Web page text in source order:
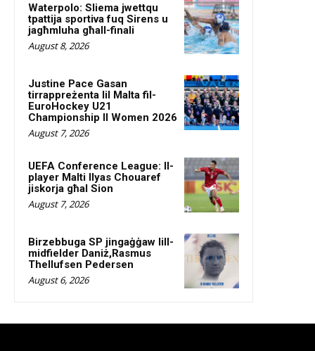
Waterpolo: Sliema jwettqu
tpattija sportiva fuq Sirens u
jagħmluha għall-finali
August 8, 2026
Justine Pace Gasan
tirrappreżenta lil Malta fil-
EuroHockey U21
Championship II Women 2026
August 7, 2026
UEFA Conference League: Il-
player Malti Ilyas Chouaref
jiskorja għal Sion
August 7, 2026
Birzebbuga SP jingaġġaw lill-
midfielder Daniż,Rasmus
Thellufsen Pedersen
August 6, 2026